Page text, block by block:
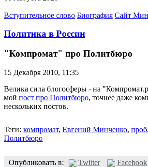
Вступительное слово Биография Сайт
Политика в России
"Компромат" про Политбюро
15 Декабря 2010, 11:35
Велика сила блогосферы - на
мой пост про Политбюро, точнее даже
нескольких постов.
Теги: компромат, Евгений Минченко,
Политбюро
Опубликовать в: Twitter Facebook